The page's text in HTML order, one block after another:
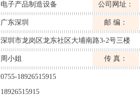
电子产品制造设备 公司网址：
广东深圳 邮 编：
深圳市龙岗区龙东社区大埔南路3-2号三楼
周小姐 传 真：
0755-18926515915
18926515915